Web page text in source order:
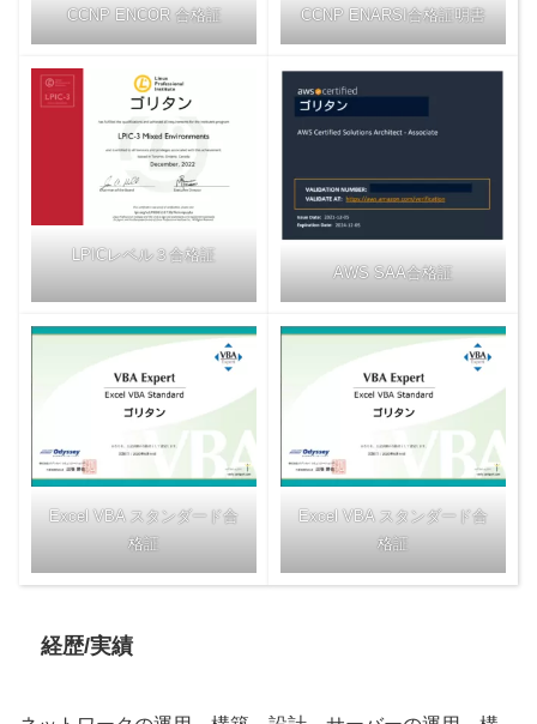
CCNP ENCOR 合格証 CCNP ENARSI合格証明書
LPICレベル３合格証
AWS SAA合格証
Excel VBA スタンダード合
格証
Excel VBA スタンダード合
格証
経歴/実績